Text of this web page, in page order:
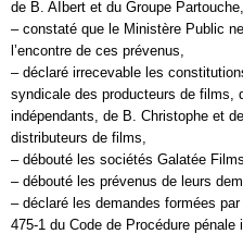
de B. AIbert et du Groupe Partouche,
– constaté que le Ministère Public
l’encontre de ces prévenus,
– déclaré irrecevable les
syndicale des producteurs de films,
indépendants, de B. Christophe et
distributeurs de films,
– débouté les sociétés Galatée
– débouté les prévenus de leurs
– déclaré les demandes formées
475-1 du Code de Procédure pénale